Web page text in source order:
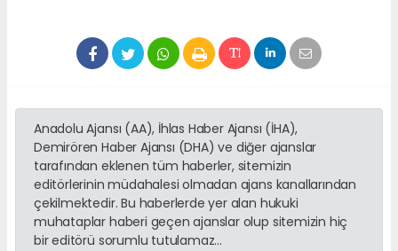
Anadolu Ajansı (AA), İhlas Haber Ajansı (İHA),
Demirören Haber Ajansı (DHA) ve diğer ajanslar
tarafından eklenen tüm haberler, sitemizin
editörlerinin müdahalesi olmadan ajans kanallarından
çekilmektedir. Bu haberlerde yer alan hukuki
muhataplar haberi geçen ajanslar olup sitemizin hiç
bir editörü sorumlu tutulamaz...